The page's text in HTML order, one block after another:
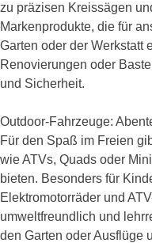
zu präzisen Kreissägen
Markenprodukte, die für
Garten oder der Werkstatt
Renovierungen oder
und Sicherheit.
Outdoor-Fahrzeuge:
Für den Spaß im Freien
wie ATVs, Quads oder
bieten. Besonders für
Elektromotorräder und
umweltfreundlich und
den Garten oder Ausflüge